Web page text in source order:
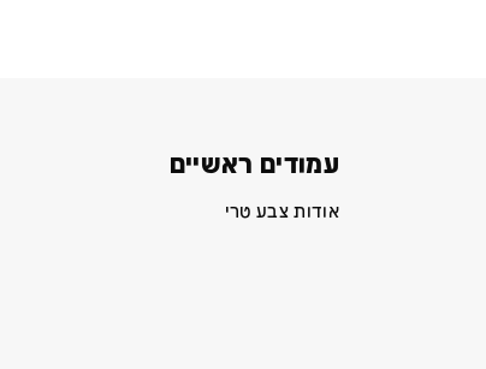
עמודים ראשיים
אודות צבע טרי